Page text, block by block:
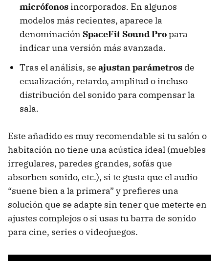
micrófonos incorporados. En algunos
modelos más recientes, aparece la
denominación SpaceFit Sound Propara
indicar una versión más avanzada.
Tras el análisis, se ajustan parámetros de
ecualización, retardo, amplitud o incluso
distribución del sonido para compensar la
sala.
Este añadido es muy recomendable si tu salón o
habitación no tiene una acústica ideal (muebles
irregulares, paredes grandes, sofás que
absorben sonido, etc.), si te gusta que el audio
“suene bien a la primera” y prefieres una
solución que se adapte sin tener que meterte en
ajustes complejos o si usas tu barra de sonido
para cine, series o videojuegos.